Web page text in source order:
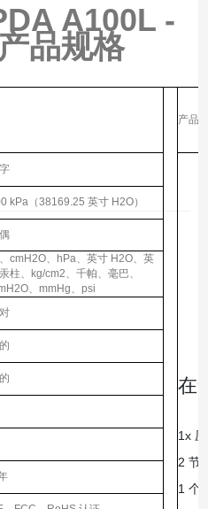
A100L -
品规格
产品
在
1x
2 节
1 个
kPa（38169.25 英寸 H2O）
cmH2O、hPa、英寸 H2O、英
柱、kg/cm2、千帕、毫巴、
、mmHg、psi